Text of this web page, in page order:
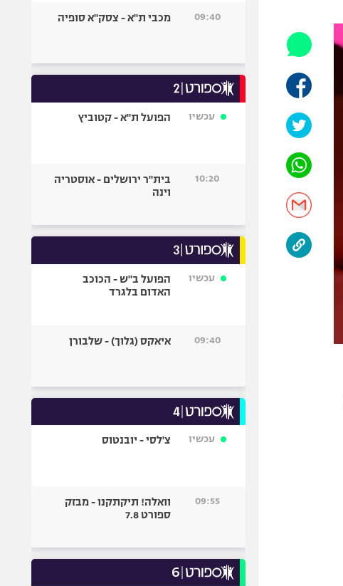
אופניים
כדורמים
פוטבול אמריקאי NFL
בייסבול MLB
גיימינג E-Sports
09:40 מכבי ת"א - צסק"א סופיה
עכשיו הפועל ת"א - קטוביץ
10:20
בית"ר ירושלים - אוסטריה
וינה
עכשיו
הפועל ב"ש - הכוכב
האדום בלגרד
09:40 איאקס (גלוך) - שלבורן
עכשיו צ'לסי - יובנטוס
09:55
וואלה! תיקתקנו - מבזק
ספורט 7.8